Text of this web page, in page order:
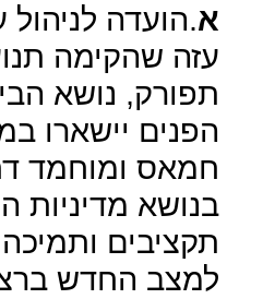
א.הועדה לניהול
עזה שהקימה
תפורק, נושא
הפנים יישארו
חמאס ומוחמד
בנושא מדיניות
תקציבים
למצב החדש